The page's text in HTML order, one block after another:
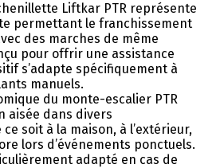
Liftkar PTR représente
permettant le franchissement
des marches de même
pour offrir une assistance
s’adapte spécifiquement à
manuels.
du monte-escalier PTR
aisée dans divers
soit à la maison, à l’extérieur,
lors d’événements ponctuels.
adapté en cas de